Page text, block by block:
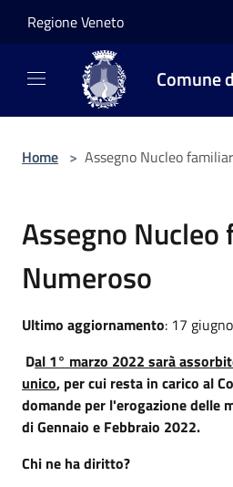
Regione Veneto
Comune
Home > Assegno Nucleo
Assegno
Numeroso
Ultimo aggiornamento: 17
Dal 1° marzo 2022 sarà
unico, per cui resta in carico al
domande per l'erogazione delle
di Gennaio e Febbraio 2022.
Chi ne ha diritto?